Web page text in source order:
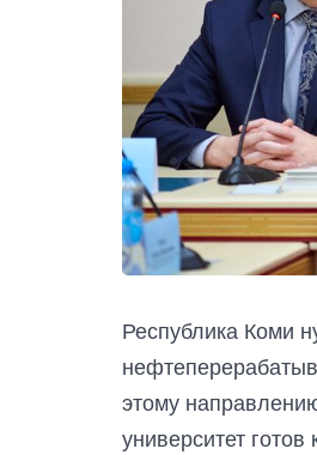
Республика Коми
этому
университет